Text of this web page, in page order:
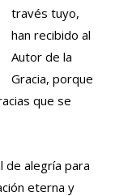
través tuyo,
han recibido al
Autor de la
Gracia, porque
que se
de alegría para
eterna y